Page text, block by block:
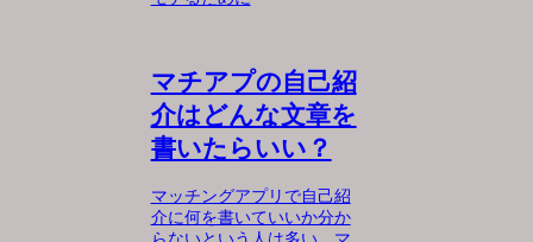
マチアプの自己紹
介はどんな文章を
書いたらいい？
マッチングアプリで自己紹
介に何を書いていいか分か